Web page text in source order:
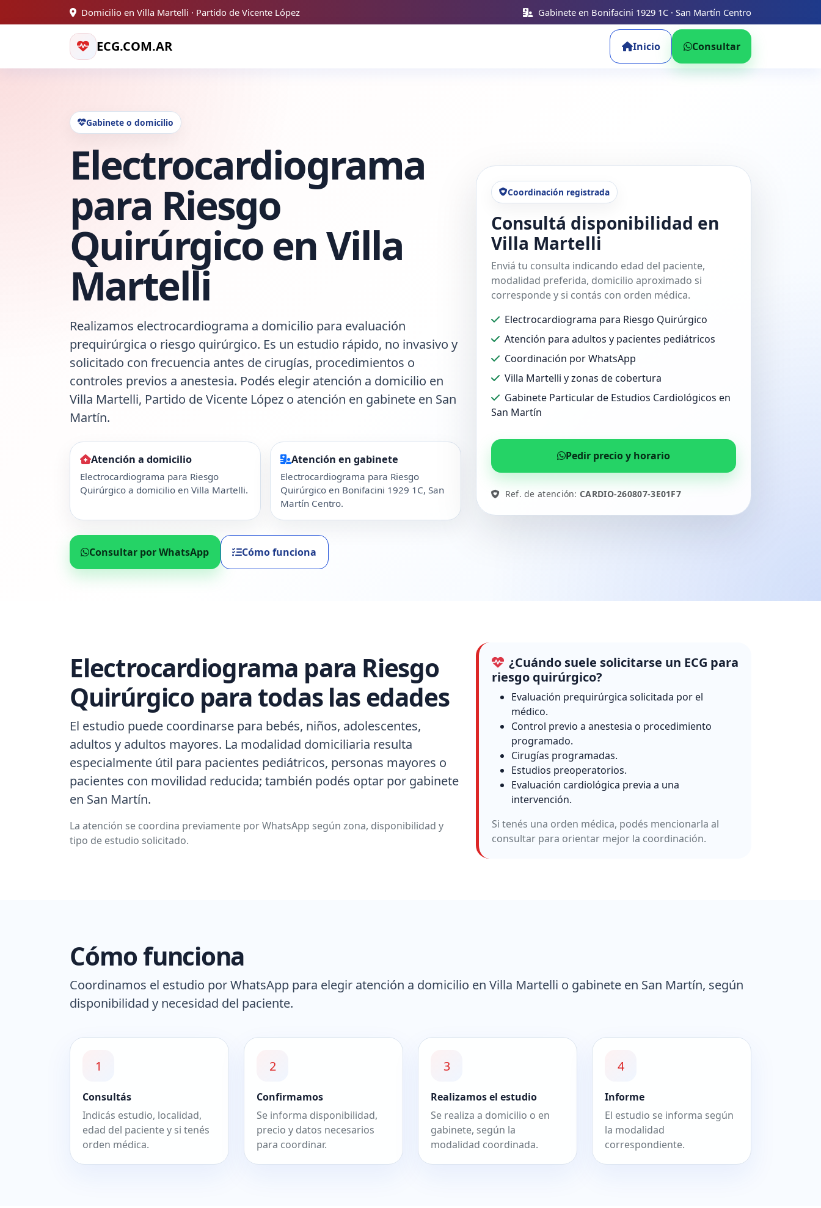
Domicilio en Villa Martelli · Partido de Vicente López Gabinete en Bonifacini 1929 1C · San Martín Centro
ECG.COM.AR Inicio Consultar
Gabinete o domicilio
Electrocardiograma
para Riesgo
Quirúrgico en Villa
Martelli
Realizamos electrocardiograma a domicilio para evaluación
prequirúrgica o riesgo quirúrgico. Es un estudio rápido, no invasivo y
solicitado con frecuencia antes de cirugías, procedimientos o
controles previos a anestesia. Podés elegir atención a domicilio en
Villa Martelli, Partido de Vicente López o atención en gabinete en San
Martín.
Atención a domicilio
Electrocardiograma para Riesgo
Quirúrgico a domicilio en Villa Martelli.
Atención en gabinete
Electrocardiograma para Riesgo
Quirúrgico en Bonifacini 1929 1C, San
Martín Centro.
Consultar por WhatsApp Cómo funciona
Coordinación registrada
Consultá disponibilidad en
Villa Martelli
Enviá tu consulta indicando edad del paciente,
modalidad preferida, domicilio aproximado si
corresponde y si contás con orden médica.
Electrocardiograma para Riesgo Quirúrgico
Atención para adultos y pacientes pediátricos
Coordinación por WhatsApp
Villa Martelli y zonas de cobertura
Gabinete Particular de Estudios Cardiológicos en
San Martín
Pedir precio y horario
Ref. de atención:CARDIO-260807-3E01F7
Electrocardiograma para Riesgo
Quirúrgico para todas las edades
El estudio puede coordinarse para bebés, niños, adolescentes,
adultos y adultos mayores. La modalidad domiciliaria resulta
especialmente útil para pacientes pediátricos, personas mayores o
pacientes con movilidad reducida; también podés optar por gabinete
en San Martín.
La atención se coordina previamente por WhatsApp según zona, disponibilidad y
tipo de estudio solicitado.
¿Cuándo suele solicitarse un ECG para
riesgo quirúrgico?
Evaluación prequirúrgica solicitada por el
médico.
Control previo a anestesia o procedimiento
programado.
Cirugías programadas.
Estudios preoperatorios.
Evaluación cardiológica previa a una
intervención.
Si tenés una orden médica, podés mencionarla al
consultar para orientar mejor la coordinación.
Cómo funciona
Coordinamos el estudio por WhatsApp para elegir atención a domicilio en Villa Martelli o gabinete en San Martín, según
disponibilidad y necesidad del paciente.
1
Consultás
Indicás estudio, localidad,
edad del paciente y si tenés
orden médica.
2
Confirmamos
Se informa disponibilidad,
precio y datos necesarios
para coordinar.
3
Realizamos el estudio
Se realiza a domicilio o en
gabinete, según la
modalidad coordinada.
4
Informe
El estudio se informa según
la modalidad
correspondiente.